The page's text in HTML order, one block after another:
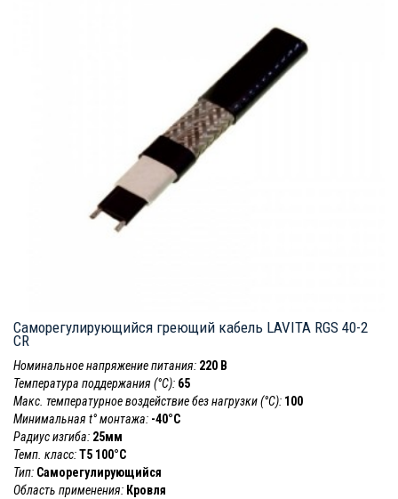
Саморегулирующийся греющий кабель LAVITA RGS 40-2
CR
Номинальное напряжение питания: 220 В
Температура поддержания (°С): 65
Макс. температурное воздействие без нагрузки (°С): 100
Минимальная t° монтажа: -40°С
Радиус изгиба: 25мм
Темп. класс:Т5 100°С
Тип: Саморегулирующийся
Область применения: Кровля